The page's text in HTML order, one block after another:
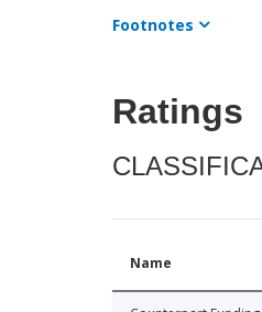
Footnotes
Ratings
Name